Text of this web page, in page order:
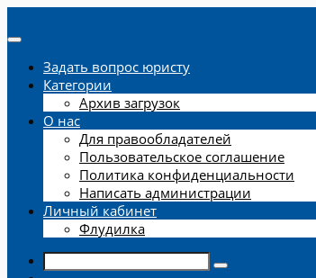
Задать вопрос юристу
Категории
Архив загрузок
О нас
Для правообладателей
Пользовательское соглашение
Политика конфиденциальности
Написать администрации
Личный кабинет
Флудилка